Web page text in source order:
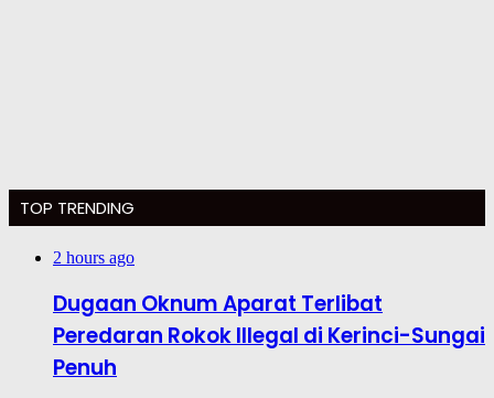
TOP TRENDING
2 hours ago
Dugaan Oknum Aparat Terlibat
Peredaran Rokok Illegal di Kerinci-Sungai
Penuh